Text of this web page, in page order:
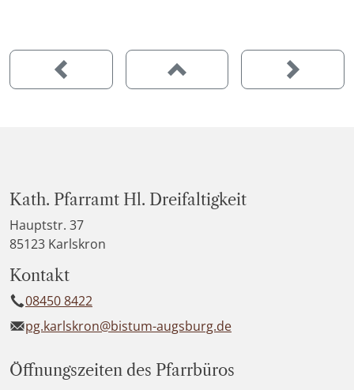
Kath. Pfarramt Hl. Dreifaltigkeit
Hauptstr. 37
85123 Karlskron
Kontakt
08450 8422
pg.karlskron@bistum-augsburg.de
Öffnungszeiten des Pfarrbüros